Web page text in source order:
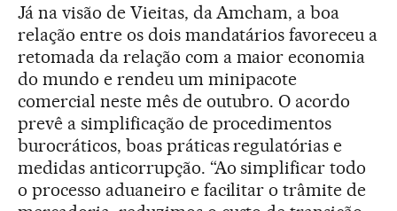
Já na visão de Vieitas, da Amcham, a boa
relação entre os dois mandatários favoreceu a
retomada da relação com a maior economia
do mundo e rendeu um minipacote
comercial neste mês de outubro. O acordo
prevê a simplificação de procedimentos
burocráticos, boas práticas regulatórias e
medidas anticorrupção. “Ao simplificar todo
o processo aduaneiro e facilitar o trâmite de